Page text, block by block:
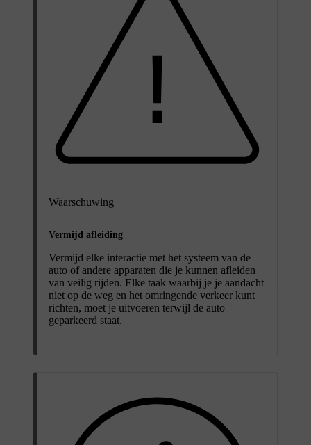
Waarschuwing
Vermijd afleiding
Vermijd elke interactie met het systeem van de
auto of andere apparaten die je kunnen afleiden
van veilig rijden. Elke taak waarbij je je aandacht
niet op de weg en het omringende verkeer kunt
richten, moet je uitvoeren terwijl de auto
geparkeerd staat.